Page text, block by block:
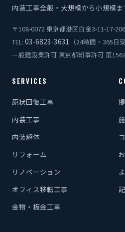
内装工事全般・大規模から小規模
〒108-0072 東京都港区白金3-11-17-206
TEL: 03-6823-3631
（24時間・365日受
一般建設業許可 東京都知事許可 第
SERVICES
原状回復工事
内装工事
内装解体
リフォーム
リノベーション
オフィス移転工事
金物・板金工事